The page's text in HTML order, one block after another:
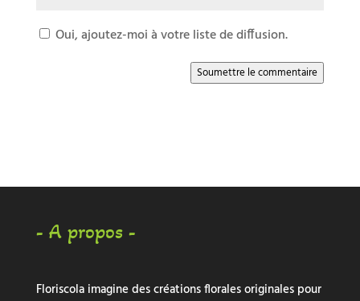
Oui, ajoutez-moi à votre liste de diffusion.
Soumettre le commentaire
- A propos -
Floriscola imagine des créations florales originales pour